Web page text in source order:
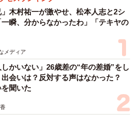
6/9
」木村祐一が激やせ、松本人志と2シ
一瞬、分からなかったわ」「テキヤの
メディア
しかいない」26歳差の“年の差婚”をし
会いは？反対する声はなかった？
聞いた